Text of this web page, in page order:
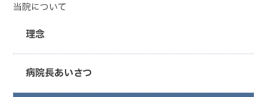
当院について
理念
病院長あいさつ